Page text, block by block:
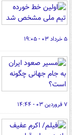
۵ خرداد ۰۳ - ۱۹:۰۵
۷ فروردین ۰۳ - ۱۴:۴۴